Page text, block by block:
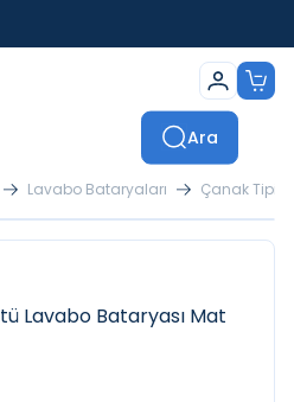
Ara
Lavabo Bataryaları Çanak Tipi
Lavabo Bataryası Mat